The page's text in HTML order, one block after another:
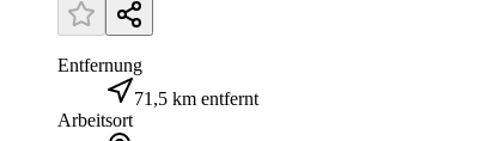
Entfernung
71,5 km entfernt
Arbeitsort